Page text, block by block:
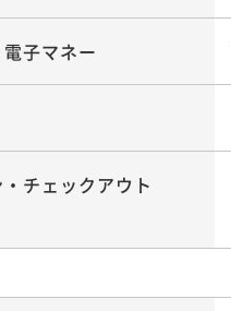
子マネー
チェックアウト